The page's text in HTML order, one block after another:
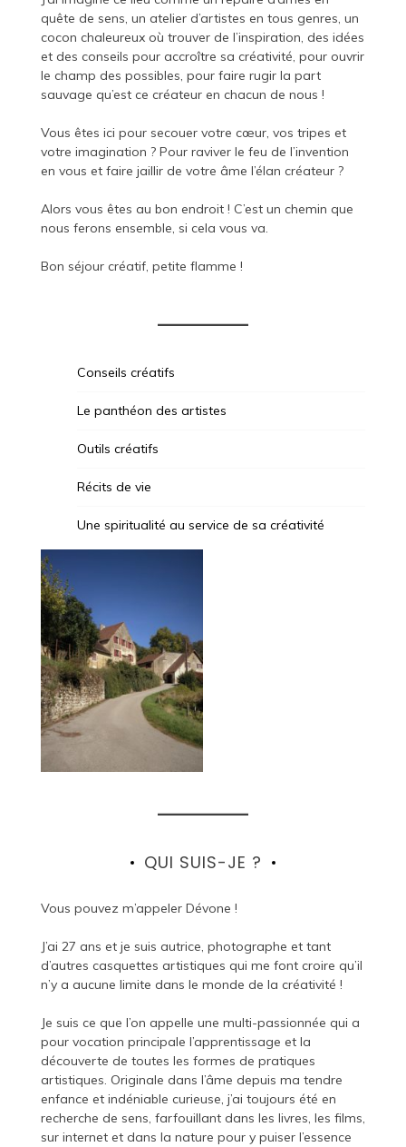
quête de sens, un atelier d’artistes en tous genres, un
cocon chaleureux où trouver de l’inspiration, des idées
et des conseils pour accroître sa créativité, pour ouvrir
le champ des possibles, pour faire rugir la part
sauvage qu’est ce créateur en chacun de nous !
Vous êtes ici pour secouer votre cœur, vos tripes et
votre imagination ? Pour raviver le feu de l’invention
en vous et faire jaillir de votre âme l’élan créateur ?
Alors vous êtes au bon endroit ! C’est un chemin que
nous ferons ensemble, si cela vous va.
Bon séjour créatif, petite flamme !
Conseils créatifs
Le panthéon des artistes
Outils créatifs
Récits de vie
Une spiritualité au service de sa créativité
QUI SUIS-JE ?
Vous pouvez m’appeler Dévone !
J’ai 27 ans et je suis autrice, photographe et tant
d’autres casquettes artistiques qui me font croire qu’il
n’y a aucune limite dans le monde de la créativité !
Je suis ce que l’on appelle une multi-passionnée qui a
pour vocation principale l’apprentissage et la
découverte de toutes les formes de pratiques
artistiques. Originale dans l’âme depuis ma tendre
enfance et indéniable curieuse, j’ai toujours été en
recherche de sens, farfouillant dans les livres, les films,
sur internet et dans la nature pour y puiser l’essence